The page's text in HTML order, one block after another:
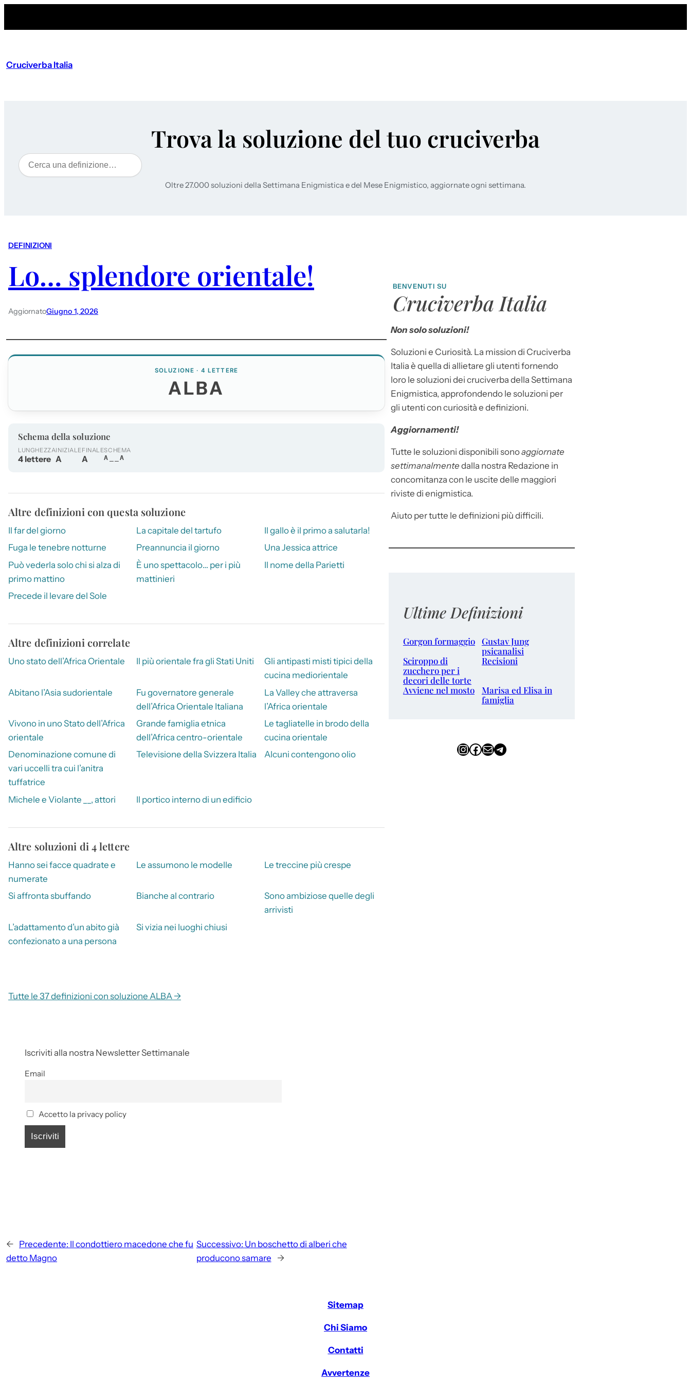
Cruciverba Italia
Trova la soluzione del tuo cruciverba
Cerca
Oltre 27.000 soluzioni della Settimana Enigmistica e del Mese Enigmistico, aggiornate ogni settimana.
DEFINIZIONI
Lo… splendore orientale!
AggiornatoGiugno 1, 2026
SOLUZIONE · 4 LETTERE
ALBA
Schema della soluzione
LUNGHEZZA
4 lettere
INIZIALE
A
FINALE
A
SCHEMA
A__A
Altre definizioni con questa soluzione
Il far del giorno La capitale del tartufo
Il gallo è il primo a salutarla!
Fuga le tenebre notturne
Preannuncia il giorno
Una Jessica attrice
Può vederla solo chi si alza di
primo mattino
È uno spettacolo… per i più
mattinieri
Il nome della Parietti
Precede il levare del Sole
Altre definizioni correlate
Uno stato dell’Africa Orientale Il più orientale fra gli Stati Uniti
Gli antipasti misti tipici della
cucina mediorientale
Abitano l’Asia sudorientale
Fu governatore generale
dell’Africa Orientale Italiana
La Valley che attraversa
l’Africa orientale
Vivono in uno Stato dell’Africa
orientale
Grande famiglia etnica
dell’Africa centro-orientale
Le tagliatelle in brodo della
cucina orientale
Denominazione comune di
vari uccelli tra cui l’anitra
tuffatrice
Televisione della Svizzera Italia Alcuni contengono olio
Michele e Violante __, attori Il portico interno di un edificio
Altre soluzioni di 4 lettere
Hanno sei facce quadrate e
numerate
Le assumono le modelle Le treccine più crespe
Si affronta sbuffando Bianche al contrario
Sono ambiziose quelle degli
arrivisti
L’adattamento d’un abito già
confezionato a una persona
Si vizia nei luoghi chiusi
Tutte le 37 definizioni con soluzione ALBA →
Iscriviti alla nostra Newsletter Settimanale
Email
Accetto la privacy policy
← Precedente: Il condottiero macedone che fu
detto Magno
Successivo: Un boschetto di alberi che
producono samare
→
BENVENUTI SU
Cruciverba Italia
Non solo soluzioni!
Soluzioni e Curiosità. La mission di Cruciverba
Italia è quella di allietare gli utenti fornendo
loro le soluzioni dei cruciverba della Settimana
Enigmistica, approfondendo le soluzioni per
gli utenti con curiosità e definizioni.
Aggiornamenti!
Tutte le soluzioni disponibili sonoaggiornate
settimanalmente dalla nostra Redazione in
concomitanza con le uscite delle maggiori
riviste di enigmistica.
Aiuto per tutte le definizioni più difficili.
Ultime Definizioni
Gorgon formaggio Gustav Jung
psicanalisi
Sciroppo di
zucchero per i
decori delle torte
Recisioni
Avviene nel mosto
Marisa ed Elisa in
famiglia
InstagramFacebook Email Telegram
Sitemap
Chi Siamo
Contatti
Avvertenze